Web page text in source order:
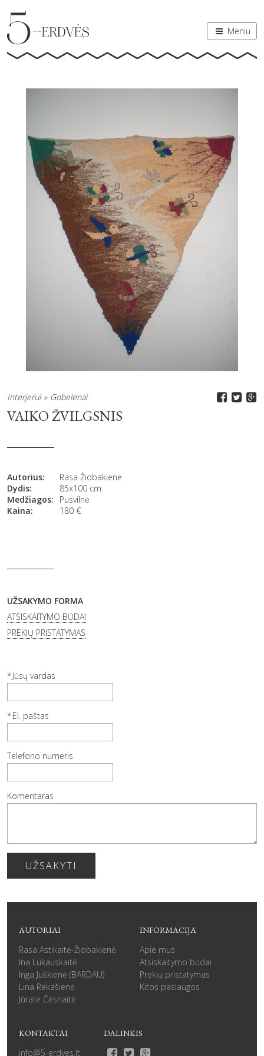
Meniu
Interjerui Gobelenai
VAIKO ŽVILGSNIS
Autorius:
Rasa Žiobakiene
Dydis:
85x100 cm
Medžiagos:
Pusvilnė
Kaina:
180 €
UŽSAKYMO FORMA
ATSISKAITYMO BŪDAI
PREKIŲ PRISTATYMAS
Jūsų vardas
El. paštas
Telefono numeris
Komentaras
UŽSAKYTI
AUTORIAI
Rasa Astikaitė-Žiobakienė
Ina Lukauskaitė
Inga Juškienė (BARDAU)
Lina Rekašienė
Jūratė Čėsnaitė
INFORMACIJA
Apie mus
Atsiskaitymo būdai
Prekių pristatymas
Kitos paslaugos
KONTAKTAI
info@5-erdves.lt
DALINKIS